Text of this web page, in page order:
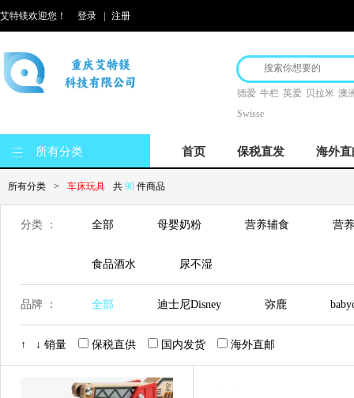
艾特镁欢迎您！ 登录 注册
德爱 牛栏 英爱 贝拉米 澳
Swisse
所有分类 首页 保税直发 海外直
所有分类 > 车床玩具 共 90 件商品
分类 ： 全部 母婴奶粉 营养辅食 营
食品酒水 尿不湿
品牌 ： 全部 迪士尼Disney 弥鹿
↑ ↓ 销量 保税直供 国内发货 海外直邮